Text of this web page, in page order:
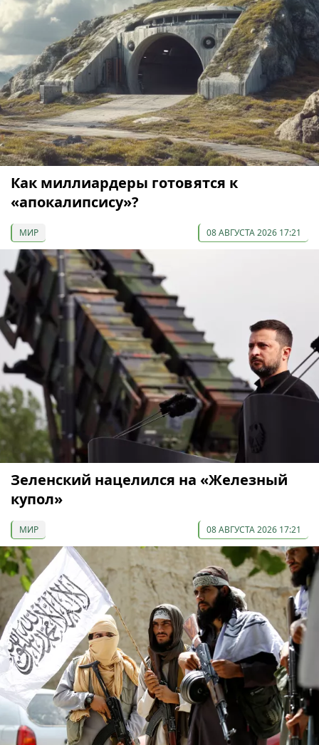
Как миллиардеры готовятся к
«апокалипсису»?
МИР 08 АВГУСТА 2026 17:21
Зеленский нацелился на «Железный
купол»
МИР 08 АВГУСТА 2026 17:21